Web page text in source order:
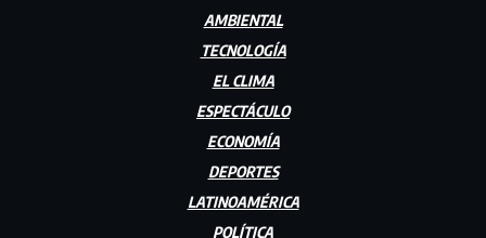
AMBIENTAL
TECNOLOGÍA
EL CLIMA
ESPECTÁCULO
ECONOMÍA
DEPORTES
LATINOAMÉRICA
POLÍTICA